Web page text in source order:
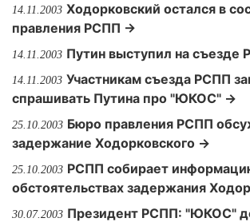
14.11.2003 Ходорковский остался в
правления РСПП →
14.11.2003 Путин выступил на съезде
14.11.2003 Участникам съезда РСПП
спрашивать Путина про "ЮКОС" →
25.10.2003 Бюро правления РСПП
задержание Ходорковского →
25.10.2003 РСПП собирает
обстоятельствах задержания
30.07.2003 Президент РСПП: "ЮКОС"